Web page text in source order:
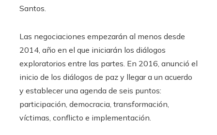
Santos.
Las negociaciones empezarán al menos desde
2014, año en el que iniciarán los diálogos
exploratorios entre las partes. En 2016, anunció el
inicio de los diálogos de paz y llegar a un acuerdo
y establecer una agenda de seis puntos:
participación, democracia, transformación,
víctimas, conflicto e implementación.